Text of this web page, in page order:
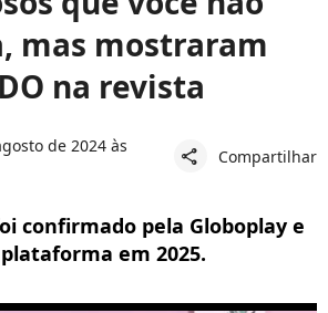
mas mostraram
na revista
de 2024 às
share Compartilhar
confirmado pela Globoplay e
em 2025.